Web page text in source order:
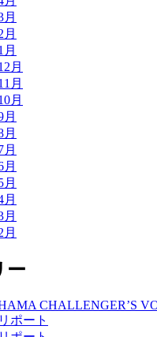
月
月
月
月
月
月
月
月
月
月
月
月
月
月
ー
CHALLENGER’S
ポート